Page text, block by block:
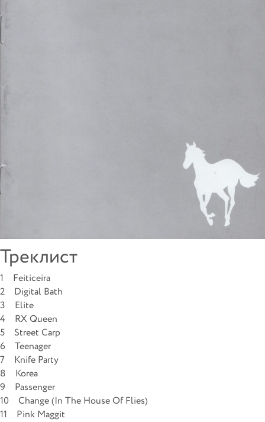
Треклист
1 Feiticeira
2 Digital Bath
3 Elite
4 RX Queen
5 Street Carp
6 Teenager
7 Knife Party
8 Korea
9 Passenger
10 Change (In The House Of Flies)
11 Pink Maggit